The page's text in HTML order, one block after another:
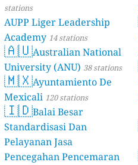
stations
AUPP Liger Leadership
Academy 14 stations
🇦🇺Australian National
University (ANU) 38 stations
🇲🇽Ayuntamiento De
Mexicali 120 stations
🇮🇩Balai Besar
Standardisasi Dan
Pelayanan Jasa
Pencegahan Pencemaran